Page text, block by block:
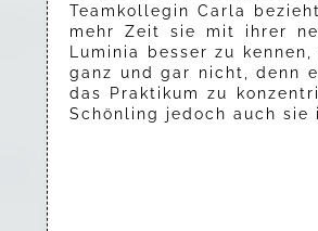
Teamkollegin Carla
mehr Zeit sie mit ihrer
Luminia besser zu
ganz und gar nicht, denn
das Praktikum zu
Schönling jedoch auch sie